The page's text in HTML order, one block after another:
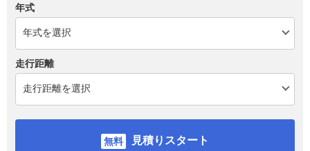
年式
走行距離
見積りスタート